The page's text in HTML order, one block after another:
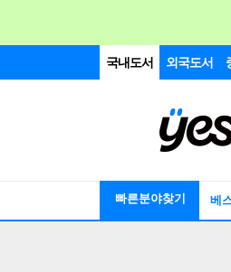
국내도서 외국도서
빠른분야찾기 베